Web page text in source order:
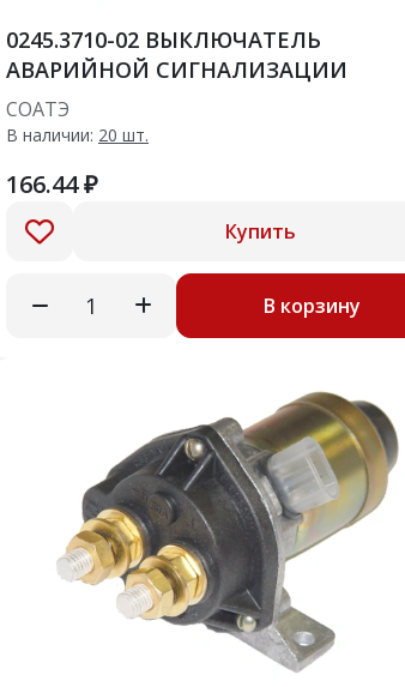
0245.3710-02 ВЫКЛЮЧАТЕЛЬ
АВАРИЙНОЙ СИГНАЛИЗАЦИИ
СОАТЭ
В наличии: 20 шт.
166.44 ₽
Купить
В корзину